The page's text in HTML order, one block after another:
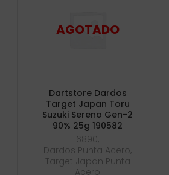
Dartstore Dardos
Target Japan Toru
Suzuki Sereno Gen-2
90% 25g 190582
6890,
Dardos Punta Acero,
Target Japan Punta
Acero